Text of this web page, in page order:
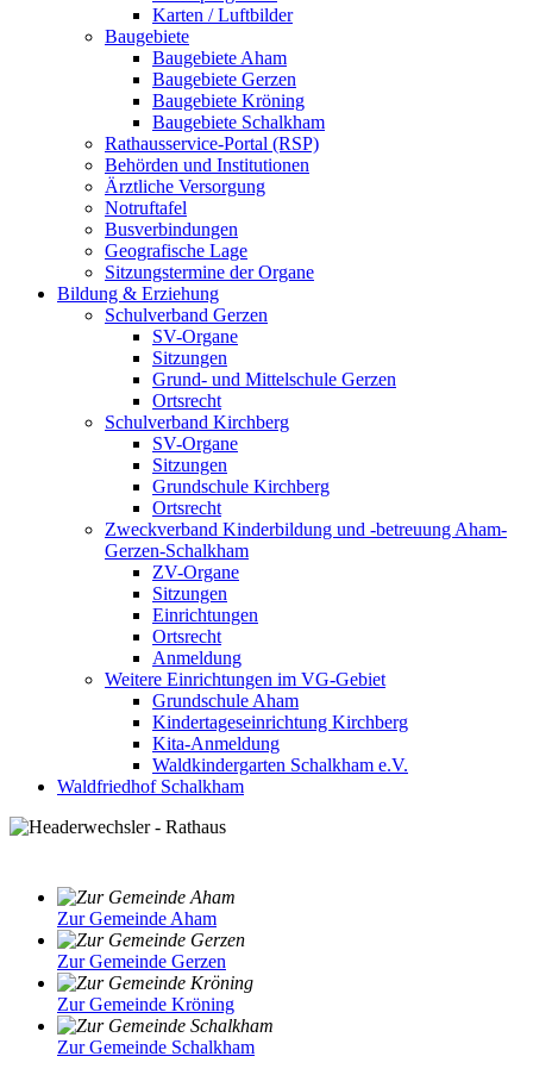
Karten / Luftbilder
Baugebiete
Baugebiete Aham
Baugebiete Gerzen
Baugebiete Kröning
Baugebiete Schalkham
Rathausservice-Portal (RSP)
Behörden und Institutionen
Ärztliche Versorgung
Notruftafel
Busverbindungen
Geografische Lage
Sitzungstermine der Organe
Bildung & Erziehung
Schulverband Gerzen
SV-Organe
Sitzungen
Grund- und Mittelschule Gerzen
Ortsrecht
Schulverband Kirchberg
SV-Organe
Sitzungen
Grundschule Kirchberg
Ortsrecht
Zweckverband Kinderbildung und -betreuung Aham-
Gerzen-Schalkham
ZV-Organe
Sitzungen
Einrichtungen
Ortsrecht
Anmeldung
Weitere Einrichtungen im VG-Gebiet
Grundschule Aham
Kindertageseinrichtung Kirchberg
Kita-Anmeldung
Waldkindergarten Schalkham e.V.
Waldfriedhof Schalkham
Zur Gemeinde Aham
Zur Gemeinde Gerzen
Zur Gemeinde Kröning
Zur Gemeinde Schalkham